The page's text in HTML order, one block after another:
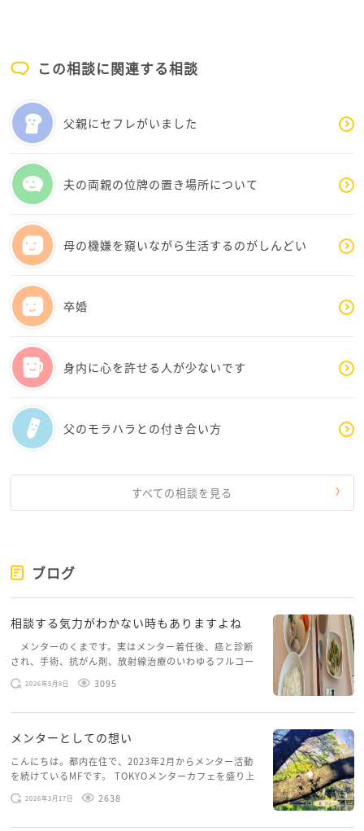
この相談に関連する相談
父親にセフレがいました
夫の両親の位牌の置き場所について
母の機嫌を窺いながら生活するのがしんどい
卒婚
身内に心を許せる人が少ないです
父のモラハラとの付き合い方
すべての相談を見る
ブログ
相談する気力がわかない時もありますよね
メンターのくまです。実はメンター着任後、癌と診断
され、手術、抗がん剤、放射線治療のいわゆるフルコー
スを体験していて、しばらくメンターカフェに来られて
いませんでした。体力だけでなく、気力も落ちパソコン
2026年5月8日 3095
メンターとしての想い
こんにちは。都内在住で、2023年2月からメンター活動
を続けているMFです。 TOKYOメンターカフェを盛り上
げたいという想いから、勇気を出して初めてブログを投
稿してみようと思います。少し自分のことを書いてみま
2026年3月17日 2638